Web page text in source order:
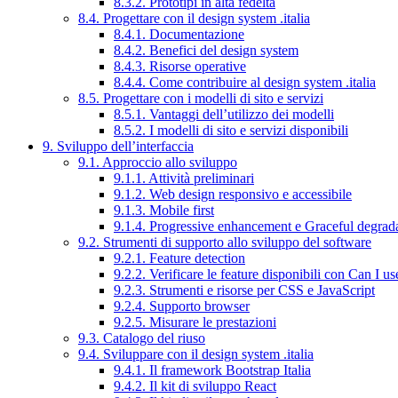
8.4. Progettare con il design system .italia
8.4.1. Documentazione
8.4.2. Benefici del design system
8.4.3. Risorse operative
8.4.4. Come contribuire al design system .italia
8.5. Progettare con i modelli di sito e servizi
8.5.1. Vantaggi dell’utilizzo dei modelli
8.5.2. I modelli di sito e servizi disponibili
9. Sviluppo dell’interfaccia
9.1. Approccio allo sviluppo
9.1.1. Attività preliminari
9.1.2. Web design responsivo e accessibile
9.1.3. Mobile first
9.1.4. Progressive enhancement e Graceful
9.2. Strumenti di supporto allo sviluppo del software
9.2.1. Feature detection
9.2.2. Verificare le feature disponibili con Can I
9.2.3. Strumenti e risorse per CSS e JavaScript
9.2.4. Supporto browser
9.2.5. Misurare le prestazioni
9.3. Catalogo del riuso
9.4. Sviluppare con il design system .italia
9.4.1. Il framework Bootstrap Italia
9.4.2. Il kit di sviluppo React